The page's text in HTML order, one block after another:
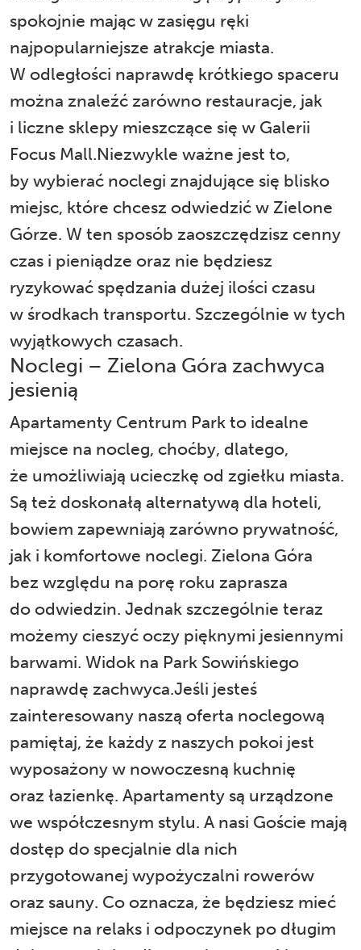
spokojnie mając w zasięgu ręki
najpopularniejsze atrakcje miasta.
W odległości naprawdę krótkiego spaceru
można znaleźć zarówno restauracje, jak
i liczne sklepy mieszczące się w Galerii
Focus Mall.Niezwykle ważne jest to,
by wybierać noclegi znajdujące się blisko
miejsc, które chcesz odwiedzić w Zielone
Górze. W ten sposób zaoszczędzisz cenny
czas i pieniądze oraz nie będziesz
ryzykować spędzania dużej ilości czasu
w środkach transportu. Szczególnie w tych
wyjątkowych czasach.
Noclegi – Zielona Góra zachwyca
jesienią
Apartamenty Centrum Park to idealne
miejsce na nocleg, choćby, dlatego,
że umożliwiają ucieczkę od zgiełku miasta.
Są też doskonałą alternatywą dla hoteli,
bowiem zapewniają zarówno prywatność,
jak i komfortowe noclegi. Zielona Góra
bez względu na porę roku zaprasza
do odwiedzin. Jednak szczególnie teraz
możemy cieszyć oczy pięknymi jesiennymi
barwami. Widok na Park Sowińskiego
naprawdę zachwyca.Jeśli jesteś
zainteresowany naszą oferta noclegową
pamiętaj, że każdy z naszych pokoi jest
wyposażony w nowoczesną kuchnię
oraz łazienkę. Apartamenty są urządzone
we współczesnym stylu. A nasi Goście mają
dostęp do specjalnie dla nich
przygotowanej wypożyczalni rowerów
oraz sauny. Co oznacza, że ​​będziesz mieć
miejsce na relaks i odpoczynek po długim